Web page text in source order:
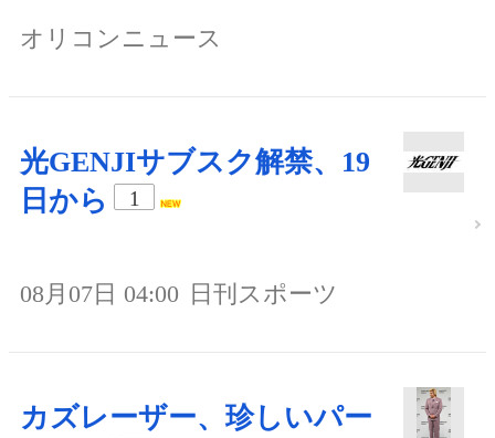
オリコンニュース
光GENJIサブスク解禁、19
日から
1
08月07日 04:00 日刊スポーツ
カズレーザー、珍しいパー